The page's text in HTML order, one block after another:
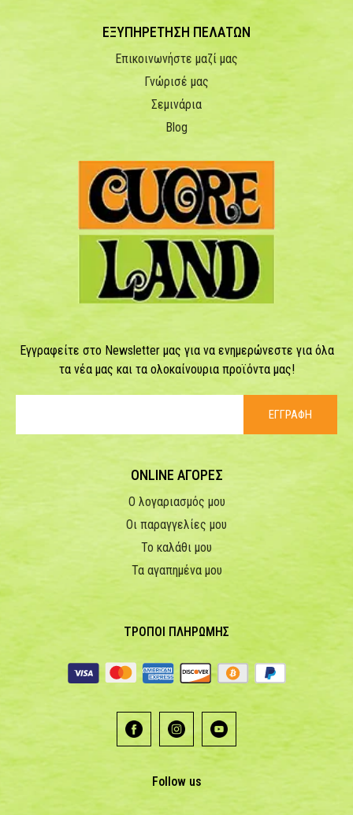
ΕΞΥΠΗΡΕΤΗΣΗ ΠΕΛΑΤΩΝ
Επικοινωνήστε μαζί μας
Γνώρισέ μας
Σεμινάρια
Blog
Εγγραφείτε στο Newsletter μας για να ενημερώνεστε για όλα
τα νέα μας και τα ολοκαίνουρια προϊόντα μας!
ΕΓΓΡΑΦΗ
ONLINE ΑΓΟΡΕΣ
Ο λογαριασμός μου
Οι παραγγελίες μου
Το καλάθι μου
Τα αγαπημένα μου
ΤΡΟΠΟΙ ΠΛΗΡΩΜΗΣ
Follow us